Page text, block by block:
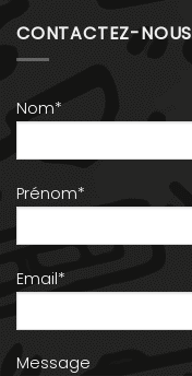
CONTACTEZ-NOUS
Nom*
Prénom*
Email*
Message